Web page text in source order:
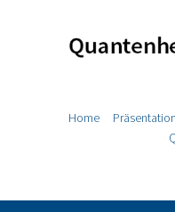
Home Präsentation